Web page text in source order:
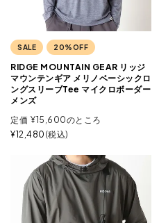
SALE 20%OFF
RIDGE MOUNTAIN GEAR リッジ
マウンテンギア メリノベーシックロ
ングスリーブTee マイクロボーダー
メンズ
定価 ¥15,600のところ
¥12,480 税込